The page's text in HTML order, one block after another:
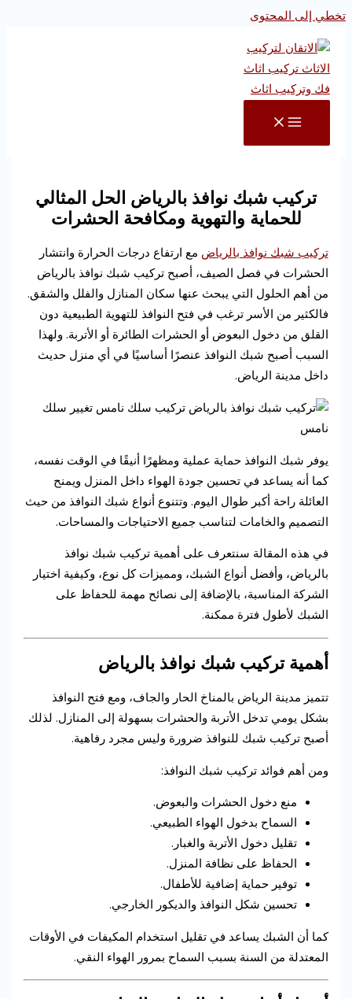
تخطي إلى المحتوى
تركيب شبك نوافذ بالرياض الحل المثالي
للحماية والتهوية ومكافحة الحشرات
تركيب شبك نوافذ بالرياض مع ارتفاع درجات الحرارة وانتشار
الحشرات في فصل الصيف، أصبح تركيب شبك نوافذ بالرياض
من أهم الحلول التي يبحث عنها سكان المنازل والفلل والشقق.
فالكثير من الأسر ترغب في فتح النوافذ للتهوية الطبيعية دون
القلق من دخول البعوض أو الحشرات الطائرة أو الأتربة. ولهذا
السبب أصبح شبك النوافذ عنصرًا أساسيًا في أي منزل حديث
داخل مدينة الرياض.
يوفر شبك النوافذ حماية عملية ومظهرًا أنيقًا في الوقت نفسه،
كما أنه يساعد في تحسين جودة الهواء داخل المنزل ويمنح
العائلة راحة أكبر طوال اليوم. وتتنوع أنواع شبك النوافذ من حيث
التصميم والخامات لتناسب جميع الاحتياجات والمساحات.
في هذه المقالة سنتعرف على أهمية تركيب شبك نوافذ
بالرياض، وأفضل أنواع الشبك، ومميزات كل نوع، وكيفية اختيار
الشركة المناسبة، بالإضافة إلى نصائح مهمة للحفاظ على
الشبك لأطول فترة ممكنة.
أهمية تركيب شبك نوافذ بالرياض
تتميز مدينة الرياض بالمناخ الحار والجاف، ومع فتح النوافذ
بشكل يومي تدخل الأتربة والحشرات بسهولة إلى المنازل. لذلك
أصبح تركيب شبك للنوافذ ضرورة وليس مجرد رفاهية.
ومن أهم فوائد تركيب شبك النوافذ:
منع دخول الحشرات والبعوض.
السماح بدخول الهواء الطبيعي.
تقليل دخول الأتربة والغبار.
الحفاظ على نظافة المنزل.
توفير حماية إضافية للأطفال.
تحسين شكل النوافذ والديكور الخارجي.
كما أن الشبك يساعد في تقليل استخدام المكيفات في الأوقات
المعتدلة من السنة بسبب السماح بمرور الهواء النقي.